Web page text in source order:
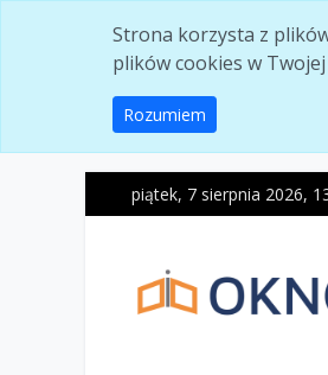
Strona korzysta z
plików cookies w
Rozumiem
piątek, 7 sierpnia 2026,